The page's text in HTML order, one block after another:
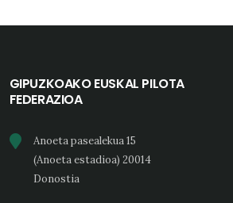
GIPUZKOAKO EUSKAL PILOTA
FEDERAZIOA
Anoeta pasealekua 15
(Anoeta estadioa) 20014
Donostia